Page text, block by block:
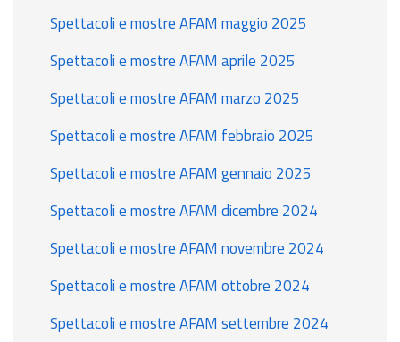
Spettacoli e mostre AFAM maggio 2025
Spettacoli e mostre AFAM aprile 2025
Spettacoli e mostre AFAM marzo 2025
Spettacoli e mostre AFAM febbraio 2025
Spettacoli e mostre AFAM gennaio 2025
Spettacoli e mostre AFAM dicembre 2024
Spettacoli e mostre AFAM novembre 2024
Spettacoli e mostre AFAM ottobre 2024
Spettacoli e mostre AFAM settembre 2024